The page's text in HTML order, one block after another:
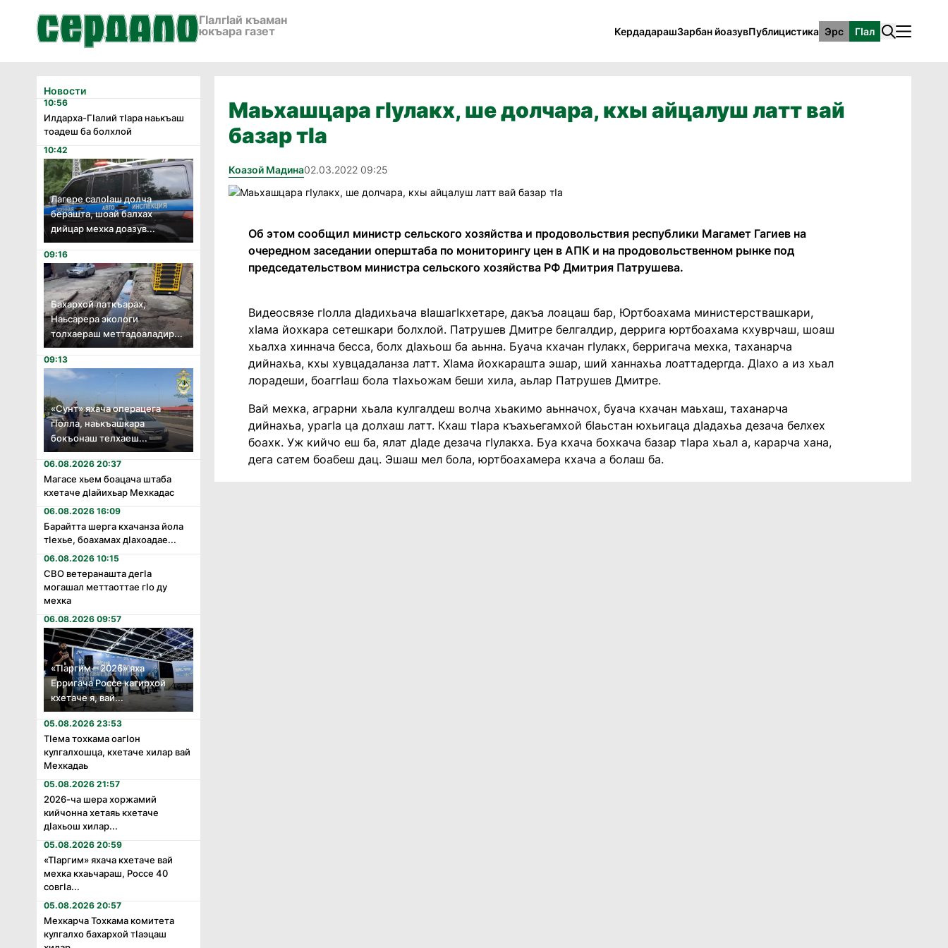
ГӀалгӀай къаман
юкъара газет
КердадарашЗарбан йоазувПублицистика Эрс ГӀал
Новости
10:56
Илдарха-Гӏалий тӏара наькъаш
тоадеш ба болхлой
10:42
Лагере салоӏаш долча
берашта, шоай балхах
дийцар мехка доазув...
09:16
Бахархой латкъарах,
Наьсарера экологи
толхаераш меттадоаладир...
09:13
«Сунт» яхача операцега
гӏолла, наькъашкара
бокъонаш телхаеш...
06.08.2026 20:37
Магасе хьем боацача штаба
кхетаче дӏайихьар Мехкадас
06.08.2026 16:09
Барайтта шерга кхачанза йола
тӏехье, боахамах дӏахоадае...
06.08.2026 10:15
СВО ветеранашта дегӏа
могашал меттаоттае гӏо ду
мехка
06.08.2026 09:57
«Тӏаргим – 2026» яха
Ерригача Россе кагирхой
кхетаче я, вай...
05.08.2026 23:53
Тӏема тохкама оагӏон
кулгалхошца, кхетаче хилар вай
Мехкадаь
05.08.2026 21:57
2026-ча шера хоржамий
кийчонна хетаяь кхетаче
дӏахьош хилар...
05.08.2026 20:59
«Тӏаргим» яхача кхетаче вай
мехка кхаьчараш, Россе 40
совгӏа...
05.08.2026 20:57
Мехкарча Тохкама комитета
кулгалхо бахархой тӏаэцаш
Маьхашцара гIулакх, ше долчара, кхы айцалуш латт вай
базар тIа
Коазой Мадина02.03.2022 09:25
Об этом сообщил министр сельского хозяйства и продовольствия республики Магамет Гагиев на
очередном заседании оперштаба по мониторингу цен в АПК и на продовольственном рынке под
председательством министра сельского хозяйства РФ Дмитрия Патрушева.
Видеосвязе гIолла дIадихьача вIашагIкхетаре, дакъа лоацаш бар, Юртбоахама министерствашкари,
хIама йохкара сетешкари болхлой. Патрушев Дмитре белгалдир, деррига юртбоахама кхуврчаш, шоаш
хьалха хиннача бесса, болх дIахьош ба аьнна. Буача кхачан гIулакх, берригача мехка, таханарча
дийнахьа, кхы хувцадаланза латт. ХIама йохкарашта эшар, ший ханнахьа лоаттадергда. ДIахо а из хьал
лорадеши, боаггIаш бола тIахьожам беши хила, аьлар Патрушев Дмитре.
Вай мехка, аграрни хьала кулгалдеш волча хьакимо аьнначох, буача кхачан маьхаш, таханарча
дийнахьа, урагIа ца долхаш латт. Кхаш тIара къахьегамхой бIаьстан юхьигаца дIадахьа дезача белхех
боахк. Уж кийчо еш ба, ялат дIаде дезача гIулакха. Буа кхача бохкача базар тIара хьал а, карарча хана,
дега сатем боабеш дац. Эшаш мел бола, юртбоахамера кхача а болаш ба.